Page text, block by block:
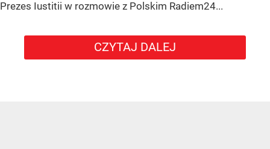
Prezes Iustitii w rozmowie z Polskim Radiem24...
CZYTAJ DALEJ